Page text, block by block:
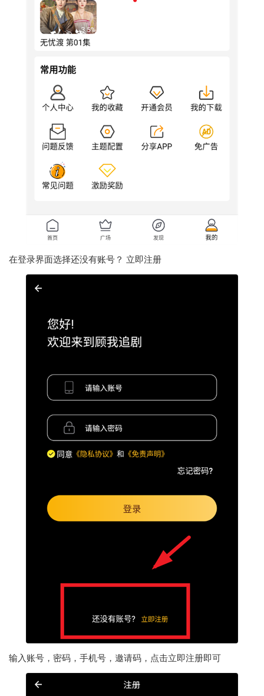
在登录界面选择还没有账号？ 立即注册
输入账号，密码，手机号，邀请码，点击立即注册即可